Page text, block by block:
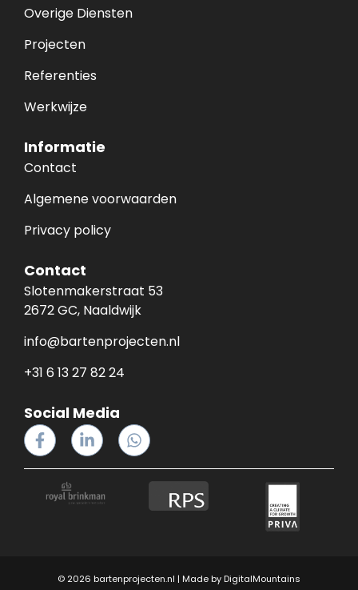
Overige Diensten
Projecten
Referenties
Werkwijze
Informatie
Contact
Algemene voorwaarden
Privacy policy
Contact
Slotenmakerstraat 53
2672 GC, Naaldwijk
info@bartenprojecten.nl
+31 6 13 27 82 24
Social Media
© 2026 bartenprojecten.nl | Made by DigitalMountains